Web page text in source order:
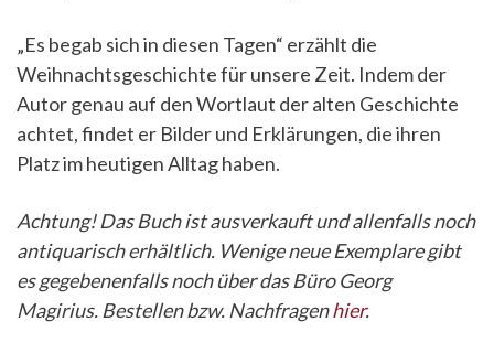
„Es begab sich in diesen Tagen“ erzählt die
Weihnachtsgeschichte für unsere Zeit. Indem der
Autor genau auf den Wortlaut der alten Geschichte
achtet, findet er Bilder und Erklärungen, die ihren
Platz im heutigen Alltag haben.
Achtung! Das Buch ist ausverkauft und allenfalls noch
antiquarisch erhältlich. Wenige neue Exemplare gibt
es gegebenenfalls noch über das Büro Georg
Magirius. Bestellen bzw. Nachfragenhier.